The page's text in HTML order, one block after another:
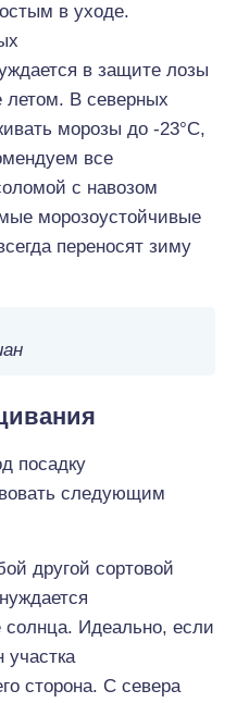
в уходе.
в защите лозы
летом. В северных
морозы до -23°С,
все
с навозом
морозоустойчивые
переносят зиму
посадку
следующим
другой сортовой
солнца. Идеально, если
участка
сторона. С севера